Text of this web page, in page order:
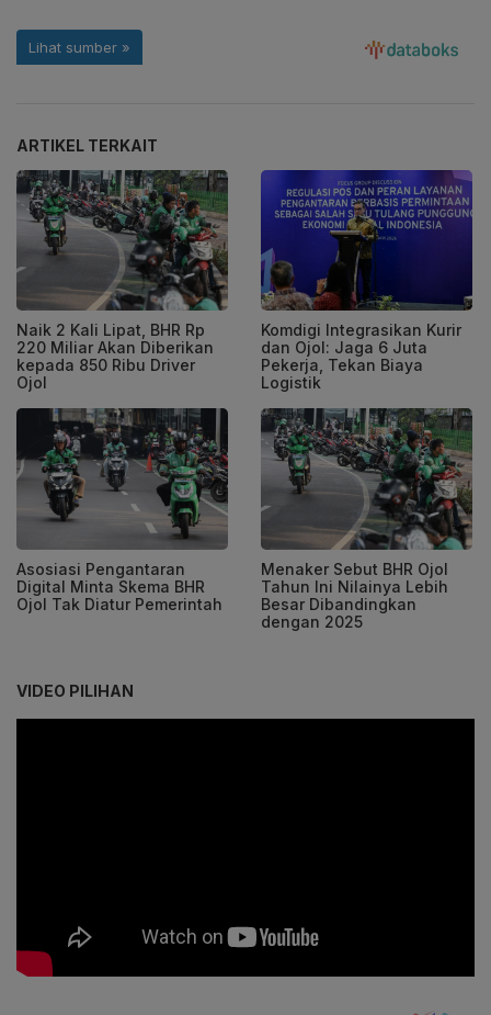
ARTIKEL TERKAIT
Naik 2 Kali Lipat, BHR Rp
220 Miliar Akan Diberikan
kepada 850 Ribu Driver
Ojol
Komdigi Integrasikan Kurir
dan Ojol: Jaga 6 Juta
Pekerja, Tekan Biaya
Logistik
Asosiasi Pengantaran
Digital Minta Skema BHR
Ojol Tak Diatur Pemerintah
Menaker Sebut BHR Ojol
Tahun Ini Nilainya Lebih
Besar Dibandingkan
dengan 2025
VIDEO PILIHAN